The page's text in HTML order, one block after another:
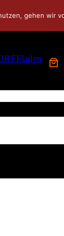
gehen wir